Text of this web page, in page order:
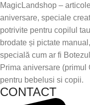
MagicLandshop –
aniversare, speciale
potrivite pentru copilul
brodate și pictate
specială cum ar fi
Prima aniversare
pentru bebelusi si copii.
CONTACT